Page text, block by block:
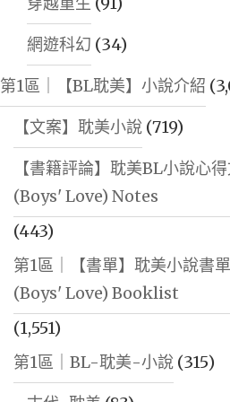
網遊科幻 (34)
第1區｜【BL耽美】小說介紹
【文案】耽美小說(719)
【書籍評論】耽美BL小說心
(Boys' Love) Notes
(443)
第1區｜【書單】耽美小說書
(Boys' Love) Booklist
(1,551)
第1區｜BL-耽美-小說(315)